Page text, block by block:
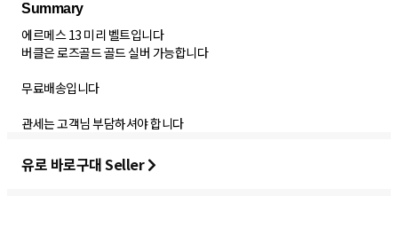
Summary
에르메스 13 미리 벨트입니다
버클은 로즈골드 골드 실버 가능합니다
무료배송입니다
관세는 고객님 부담하셔야 합니다
유로 바로구대 Seller